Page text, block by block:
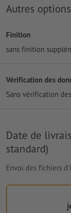
Autres options
Finition
sans finition
Vérification des
Sans vérification
Date de
standard)
Envoi des fichiers